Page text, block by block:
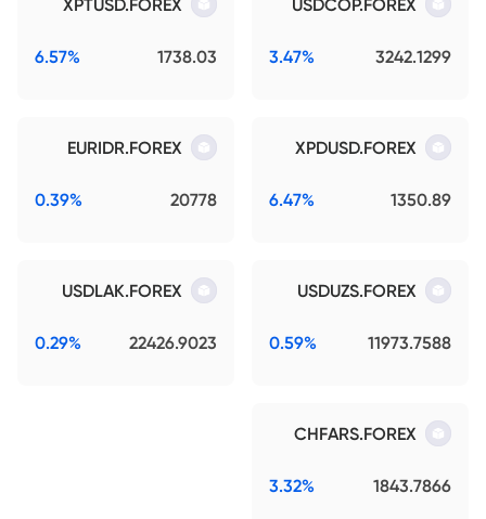
USDCOP.FOREX
3242.1299
3.47%
XPTUSD.FOREX
1738.03
6.57%
XPDUSD.FOREX
1350.89
6.47%
EURIDR.FOREX
20778
0.39%
USDUZS.FOREX
11973.7588
0.59%
USDLAK.FOREX
22426.9023
0.29%
CHFARS.FOREX
1843.7866
3.32%